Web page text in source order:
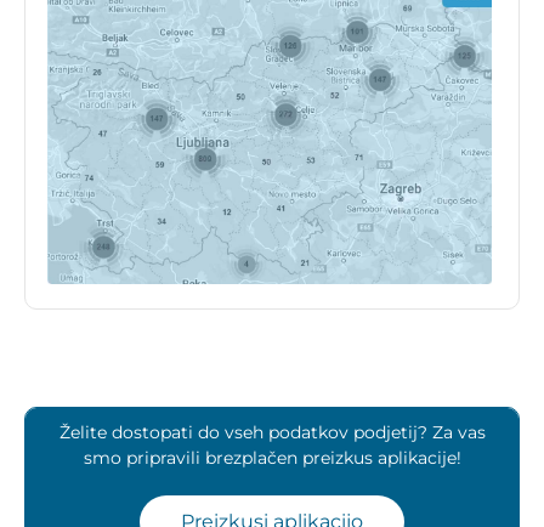
Želite dostopati do vseh podatkov podjetij? Za vas
smo pripravili brezplačen preizkus aplikacije!
Preizkusi aplikacijo